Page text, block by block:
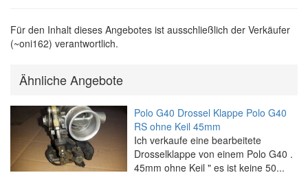
Für den Inhalt dieses Angebotes ist ausschließlich der Verkäufer
(~oni162) verantwortlich.
Ähnliche Angebote
Polo G40 Drossel Klappe Polo G40
RS ohne Keil 45mm
Ich verkaufe eine bearbeitete
Drosselklappe von einem Polo G40 .
45mm ohne Keil " es ist keine 50...